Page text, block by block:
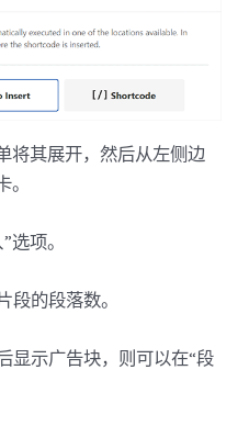
将其展开，然后从左侧边
项。
段的段落数。
显示广告块，则可以在“段